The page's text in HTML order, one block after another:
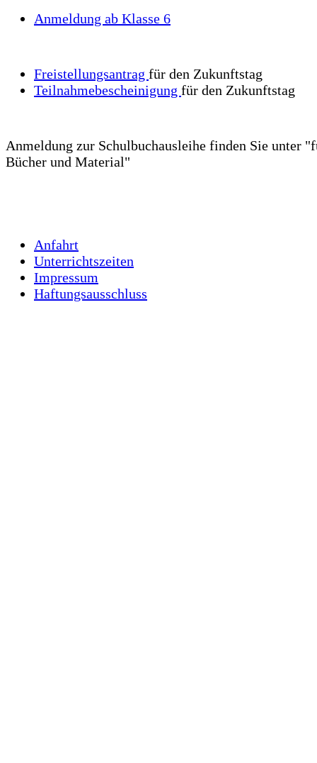
Anmeldung ab Klasse 6
Freistellungsantrag für den Zukunftstag
Teilnahmebescheinigung für den Zukunftstag
Anmeldung zur Schulbuchausleihe finden Sie unter
Bücher und Material"
Anfahrt
Unterrichtszeiten
Impressum
Haftungsausschluss